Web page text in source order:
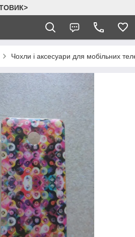
Чохли і аксесуари для мобільних